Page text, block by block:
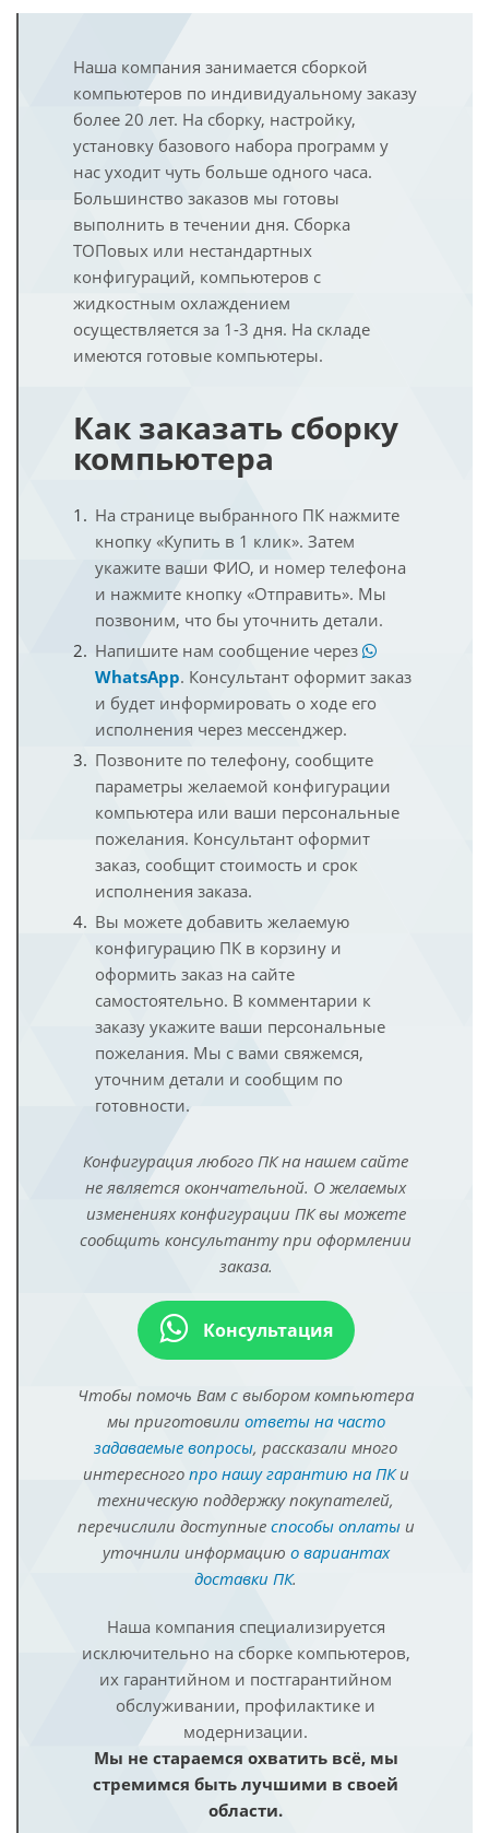
Наша компания занимается сборкой
компьютеров по индивидуальному заказу
более 20 лет. На сборку, настройку,
установку базового набора программ у
нас уходит чуть больше одного часа.
Большинство заказов мы готовы
выполнить в течении дня. Сборка
ТОПовых или нестандартных
конфигураций, компьютеров с
жидкостным охлаждением
осуществляется за 1-3 дня. На складе
имеются готовые компьютеры.
Как заказать сборку
компьютера
На странице выбранного ПК нажмите
кнопку «Купить в 1 клик». Затем
укажите ваши ФИО, и номер телефона
и нажмите кнопку «Отправить». Мы
позвоним, что бы уточнить детали.
Напишите нам сообщение через
WhatsApp. Консультант оформит заказ
и будет информировать о ходе его
исполнения через мессенджер.
Позвоните по телефону, сообщите
параметры желаемой конфигурации
компьютера или ваши персональные
пожелания. Консультант оформит
заказ, сообщит стоимость и срок
исполнения заказа.
Вы можете добавить желаемую
конфигурацию ПК в корзину и
оформить заказ на сайте
самостоятельно. В комментарии к
заказу укажите ваши персональные
пожелания. Мы с вами свяжемся,
уточним детали и сообщим по
готовности.
Конфигурация любого ПК на нашем сайте
не является окончательной. О желаемых
изменениях конфигурации ПК вы можете
сообщить консультанту при оформлении
заказа.
Консультация
Чтобы помочь Вам с выбором компьютера
мы приготовили ответы на часто
задаваемые вопросы, рассказали много
интересного про нашу гарантию на ПКи
техническую поддержку покупателей,
перечислили доступные способы оплатыи
уточнили информацию о вариантах
доставки ПК.
Наша компания специализируется
исключительно на сборке компьютеров,
их гарантийном и постгарантийном
обслуживании, профилактике и
модернизации.
Мы не стараемся охватить всё, мы
стремимся быть лучшими в своей
области.